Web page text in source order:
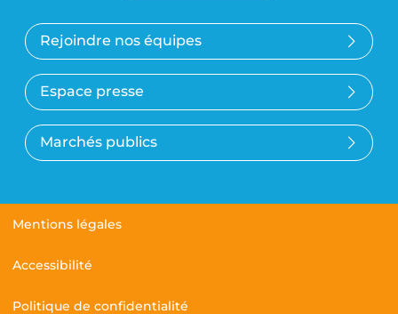
Rejoindre nos équipes
Espace presse
Marchés publics
Mentions légales
Accessibilité
Politique de confidentialité